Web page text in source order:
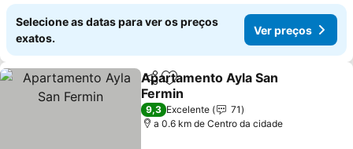
Selecione as datas para ver os preços
exatos.
Ver preços
PartilharAdicionar aos favoritos
Apartamento Ayla San
Fermin
9,3 Excelente
71
a 0.6 km de Centro da cidade